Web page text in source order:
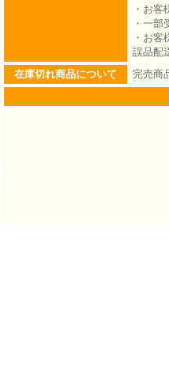
・お
・一
・お
誤品配
在庫切れ商品について
完売商